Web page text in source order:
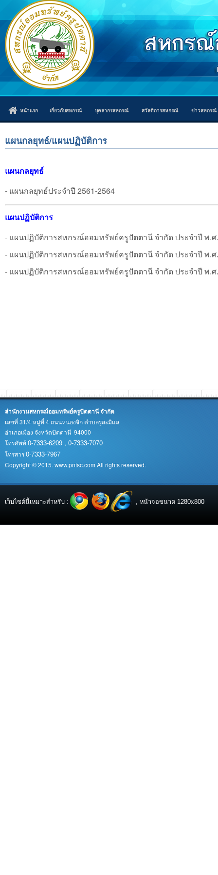
หน้าแรก เกี่ยวกับสหกรณ์ บุคลากรสหกรณ์ สวัสดิการสหกรณ์ ข่าวสหกรณ์
แผนกลยุทธ์/แผนปฏิบัติการ
แผนกลยุทธ์
- แผนกลยุทธ์ประจำปี 2561-2564
แผนปฏิบัติการ
- แผนปฏิบัติการสหกรณ์ออมทรัพย์ครูปัตตานี จำกัด ประจำปี พ.ศ
- แผนปฏิบัติการสหกรณ์ออมทรัพย์ครูปัตตานี จำกัด ประจำปี พ.ศ
- แผนปฏิบัติการสหกรณ์ออมทรัพย์ครูปัตตานี จำกัด ประจำปี พ.ศ
สำนักงานสหกรณ์ออมทรัพย์ครูปัตตานี จำกัด
เลขที่ 31/4 หมู่ที่ 4 ถนนหนองจิก ตำบลรูสะมิแล
อำเภอเมือง จังหวัดปัตตานี 94000
โทรศัพท์0-7333-6209 , 0-7333-7070
โทรสาร0-7333-7967
Copyright © 2015. www.pntsc.com All rights reserved.
เว็บไซต์นี้เหมาะสำหรับ : , หน้าจอขนาด 1280x800